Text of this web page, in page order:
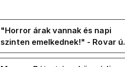
"Horror árak vannak és napi
szinten emelkednek!" - Rovar úr
Facebook-oldalán lázadnak a
Tiszások